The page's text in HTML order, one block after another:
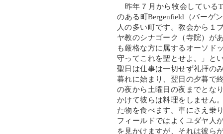
昨年７月から牧会している
のある町Bergenfield（バーゲ
人の多い町です。教会から１
ヤ教のシナゴーク（寺院）が
も厳格な方に属するオーソド
守ってこれを聖とせよ。」と
聖日は仕事は一切せず礼拝の
暮れに始まり、翌日の夕暮で
の夜から土曜日の夜までとな
かけて彼らは料理をしません
た物を食べます。車にさえ乗
フィールドではよくユダヤ人
を見かけますが、それは彼ら